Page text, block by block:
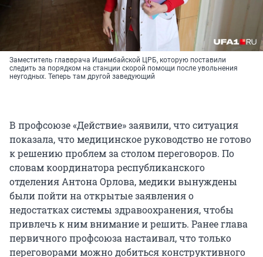
Заместитель главврача Ишимбайской ЦРБ, которую поставили
следить за порядком на станции скорой помощи после увольнения
неугодных. Теперь там другой заведующий
В профсоюзе «Действие» заявили, что ситуация
показала, что медицинское руководство не готово
к решению проблем за столом переговоров. По
словам координатора республиканского
отделения Антона Орлова, медики вынуждены
были пойти на открытые заявления о
недостатках системы здравоохранения, чтобы
привлечь к ним внимание и решить. Ранее глава
первичного профсоюза настаивал, что только
переговорами можно добиться конструктивного